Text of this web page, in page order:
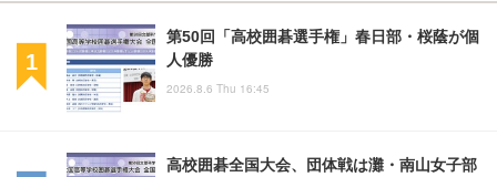
第50回「高校囲碁選手権」春日部・桜蔭が個
人優勝
2026.8.6 Thu 16:45
高校囲碁全国大会、団体戦は灘・南山女子部